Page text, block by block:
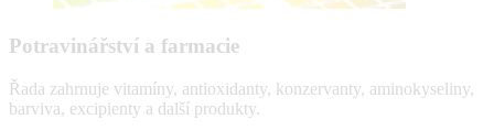
Potravinářství a farmacie
Řada zahrnuje vitamíny, antioxidanty, konzervanty, aminokyseliny,
barviva, excipienty a další produkty.